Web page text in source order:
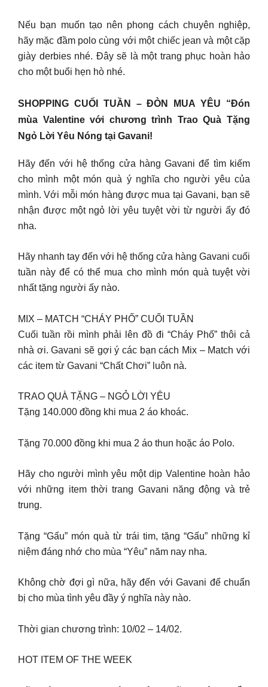
Nếu bạn muốn tạo nên phong cách chuyên nghiệp,
hãy mặc đầm polo cùng với một chiếc jean và một cặp
giày derbies nhé. Đây sẽ là một trang phục hoàn hảo
cho một buổi hẹn hò nhé.
SHOPPING CUỐI TUẦN – ĐÒN MUA YÊU “Đón
mùa Valentine với chương trình Trao Quà Tặng
Ngỏ Lời Yêu Nóng tại Gavani!
Hãy đến với hệ thống cửa hàng Gavani để tìm kiếm
cho mình một món quà ý nghĩa cho người yêu của
mình. Với mỗi món hàng được mua tại Gavani, bạn sẽ
nhận được một ngỏ lời yêu tuyệt vời từ người ấy đó
nha.
Hãy nhanh tay đến với hệ thống cửa hàng Gavani cuối
tuần này để có thể mua cho mình món quà tuyệt vời
nhất tặng người ấy nào.
MIX – MATCH “CHÁY PHỐ” CUỐI TUẦN
Cuối tuần rồi mình phải lên đồ đi “Cháy Phố” thôi cả
nhà ơi. Gavani sẽ gợi ý các bạn cách Mix – Match với
các item từ Gavani “Chất Chơi” luôn nà.
TRAO QUÀ TẶNG – NGỎ LỜI YÊU
Tặng 140.000 đồng khi mua 2 áo khoác.
Tặng 70.000 đồng khi mua 2 áo thun hoặc áo Polo.
Hãy cho người mình yêu một dịp Valentine hoàn hảo
với những item thời trang Gavani năng động và trẻ
trung.
Tặng “Gấu” món quà từ trái tim, tặng “Gấu” những kỉ
niệm đáng nhớ cho mùa “Yêu” năm nay nha.
Không chờ đợi gì nữa, hãy đến với Gavani để chuẩn
bị cho mùa tình yêu đầy ý nghĩa này nào.
Thời gian chương trình: 10/02 – 14/02.
HOT ITEM OF THE WEEK